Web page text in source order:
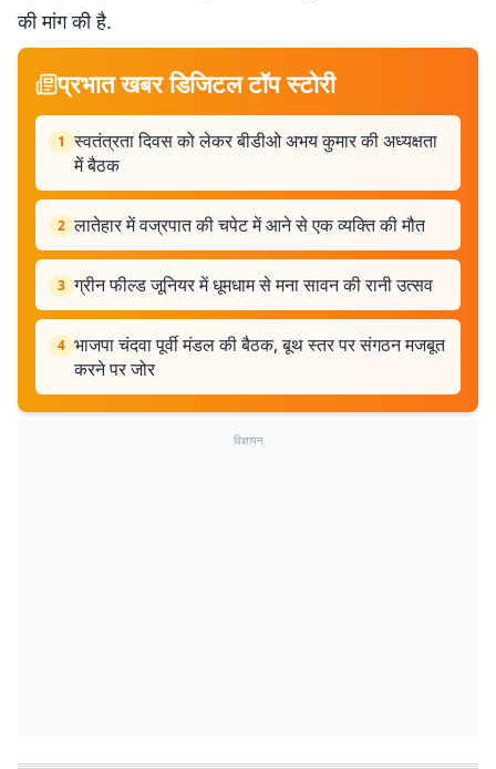
की मांग की है.
प्रभात खबर डिजिटल टॉप स्टोरी
1 स्वतंत्रता दिवस को लेकर बीडीओ अभय कुमार की अध्यक्षता
में बैठक
2 लातेहार में वज्रपात की चपेट में आने से एक व्यक्ति की मौत
3 ग्रीन फील्ड जूनियर में धूमधाम से मना सावन की रानी उत्सव
4 भाजपा चंदवा पूर्वी मंडल की बैठक, बूथ स्तर पर संगठन मजबूत
करने पर जोर
विज्ञापन